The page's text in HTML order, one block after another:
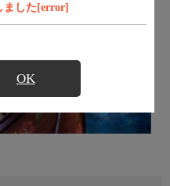
ました[error]
OK